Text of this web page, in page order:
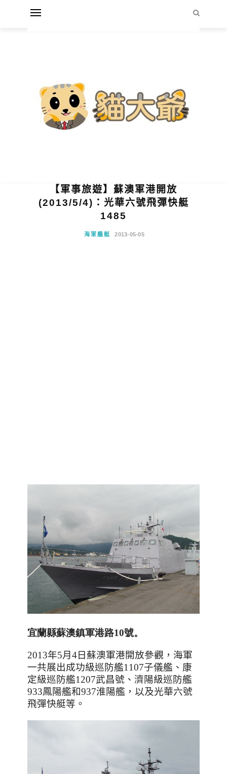
【軍事旅遊】蘇澳軍港開放
(2013/5/4)：光華六號飛彈快艇
1485
海軍艦艇 2013-05-05
宜蘭縣蘇澳鎮軍港路10號。
2013年5月 4日蘇澳軍港開放參觀 ， 海軍
一共展出成功級巡防艦1107子儀艦 、 康
定級巡防艦1207武昌號、濟陽級巡防艦
933鳳陽艦和937淮陽艦 ，以及光華六號
飛彈快艇等。